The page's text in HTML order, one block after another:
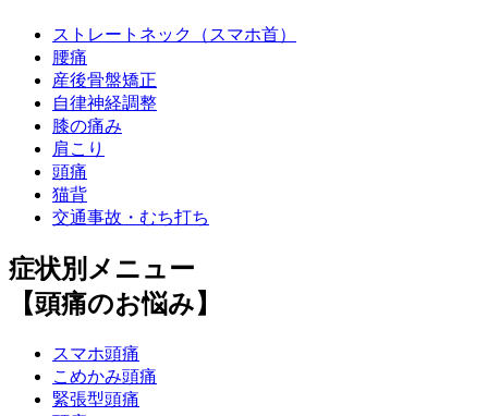
ストレートネック（スマホ首）
腰痛
産後骨盤矯正
自律神経調整
膝の痛み
肩こり
頭痛
猫背
交通事故・むち打ち
症状別メニュー
【頭痛のお悩み】
スマホ頭痛
こめかみ頭痛
緊張型頭痛